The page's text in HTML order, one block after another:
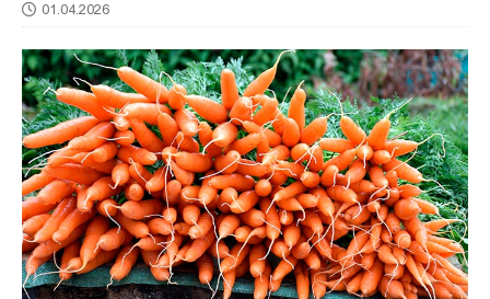
01.04.2026